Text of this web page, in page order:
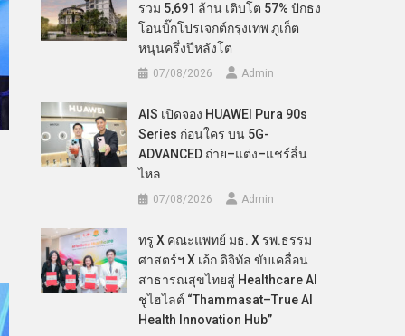
รวม 5,691 ล้าน เติบโต 57% ปักธง
โอนบิ๊กโปรเจกต์กรุงเทพ ภูเก็ต
หนุนครึ่งปีหลังโต
07/08/2026 Admin
AIS เปิดจอง HUAWEI Pura 90s
Series ก่อนใคร บน 5G-
ADVANCED ถ่าย–แต่ง–แชร์ลื่น
ไหล
07/08/2026 Admin
ทรู X คณะแพทย์ มธ. X รพ.ธรรม
ศาสตร์ฯ X เอ้ก ดิจิทัล ขับเคลื่อน
สาธารณสุขไทยสู่ Healthcare AI
ชูไฮไลต์ “Thammasat–True AI
Health Innovation Hub”